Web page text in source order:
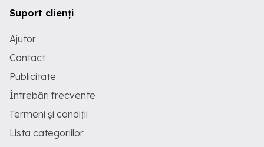
Suport clienți
Ajutor
Contact
Publicitate
Întrebări frecvente
Termeni și condiții
Lista categoriilor